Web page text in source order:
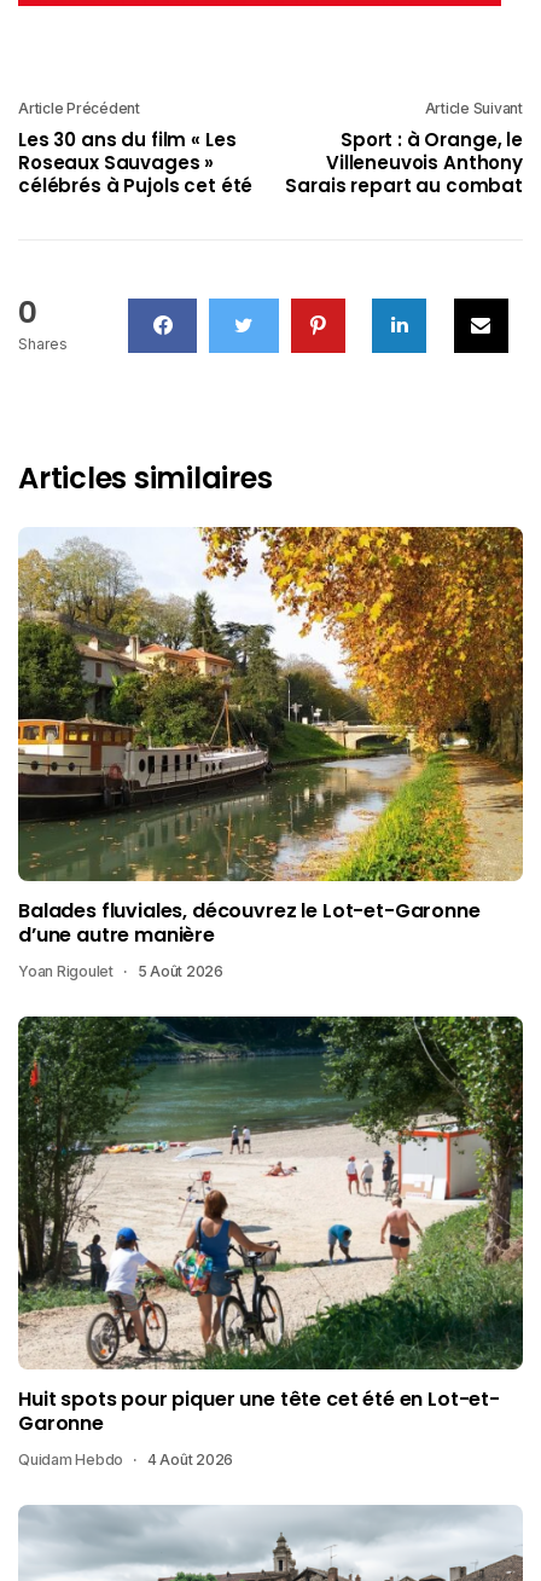
Article Précédent
Les 30 ans du film « Les
Roseaux Sauvages »
célébrés à Pujols cet été
Article Suivant
Sport : à Orange, le
Villeneuvois Anthony
Sarais repart au combat
0
Shares
Articles similaires
Balades fluviales, découvrez le Lot-et-Garonne
d’une autre manière
Yoan Rigoulet 5 Août 2026
Huit spots pour piquer une tête cet été en Lot-et-
Garonne
Quidam Hebdo 4 Août 2026